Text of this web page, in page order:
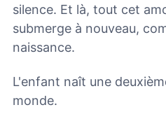
silence. Et là, tout cet
submerge à nouveau,
naissance.
L'enfant naît une
monde.